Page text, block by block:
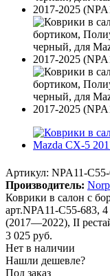
Артикул: NPA11-
Производитель:
Коврики в салон с
арт.NPA11-C55-683,
(2017—2022), II
3 025 руб.
Нет в наличии
Нашли дешевле?
Под заказ